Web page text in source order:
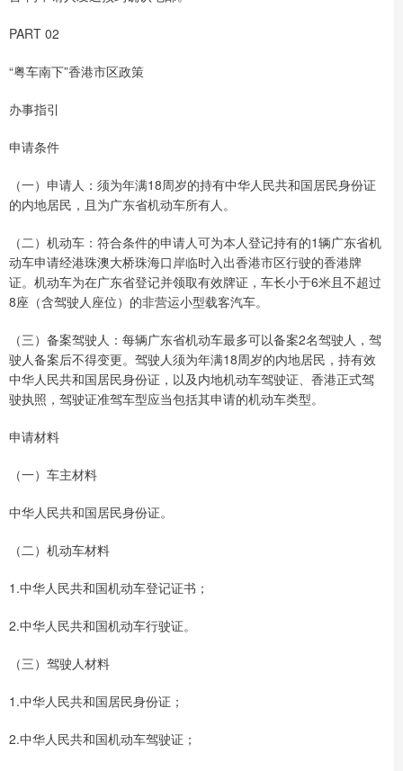
PART 02
“粤车南下”香港市区政策
办事指引
申请条件
（一）申请人：须为年满18周岁的持有中华人民共和国居民身份证
的内地居民，且为广东省机动车所有人。
（二）机动车：符合条件的申请人可为本人登记持有的1辆广东省机
动车申请经港珠澳大桥珠海口岸临时入出香港市区行驶的香港牌
证。机动车为在广东省登记并领取有效牌证，车长小于6米且不超过
8座（含驾驶人座位）的非营运小型载客汽车。
（三）备案驾驶人：每辆广东省机动车最多可以备案2名驾驶人，驾
驶人备案后不得变更。驾驶人须为年满18周岁的内地居民，持有效
中华人民共和国居民身份证，以及内地机动车驾驶证、香港正式驾
驶执照，驾驶证准驾车型应当包括其申请的机动车类型。
申请材料
（一）车主材料
中华人民共和国居民身份证。
（二）机动车材料
1.中华人民共和国机动车登记证书；
2.中华人民共和国机动车行驶证。
（三）驾驶人材料
1.中华人民共和国居民身份证；
2.中华人民共和国机动车驾驶证；